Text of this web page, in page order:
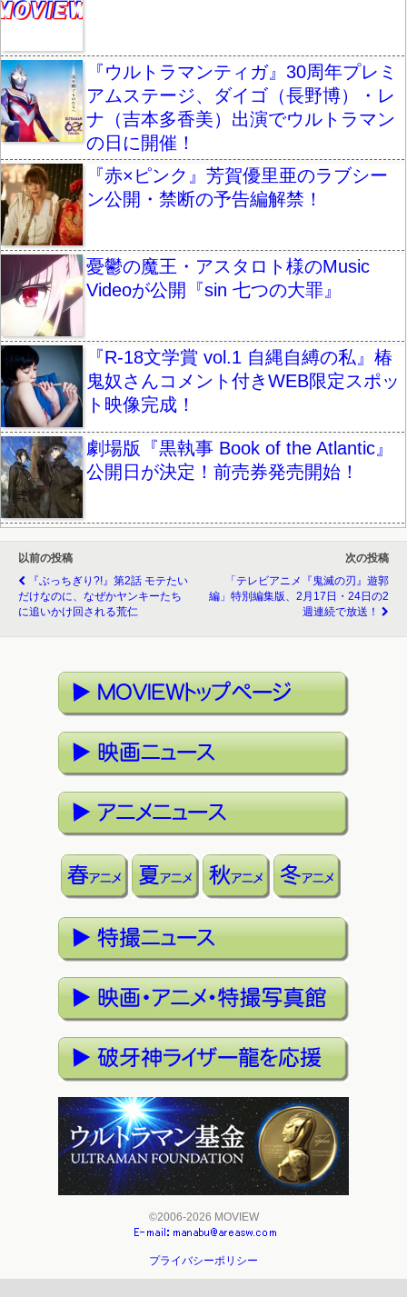
『ウルトラマンティガ』30周年プレミ
アムステージ、ダイゴ（長野博）・レ
ナ（吉本多香美）出演でウルトラマン
の日に開催！
『赤×ピンク』芳賀優里亜のラブシー
ン公開・禁断の予告編解禁！
憂鬱の魔王・アスタロト様のMusic
Videoが公開『sin 七つの大罪』
『R-18文学賞 vol.1 自縄自縛の私』椿
鬼奴さんコメント付きWEB限定スポッ
ト映像完成！
劇場版『黒執事 Book of the Atlantic』
公開日が決定！前売券発売開始！
以前の投稿
『ぶっちぎり?!』第2話 モテたい
だけなのに、なぜかヤンキーたち
に追いかけ回される荒仁
次の投稿
「テレビアニメ『鬼滅の刃』遊郭
編」特別編集版、2月17日・24日の2
週連続で放送！
©2006-2026 MOVIEW
プライバシーポリシー